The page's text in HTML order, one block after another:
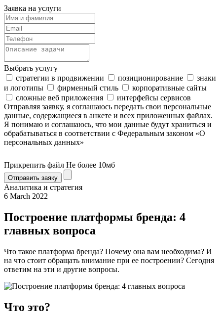
Заявка на услуги
Выбрать услугу
стратегии в продвижении
позиционирование
знаки
и логотипы
фирменный стиль
корпоративные сайты
сложные веб приложения
интерфейсы сервисов
Отправляя заявку, я соглашаюсь передать свои персональные
данные, содержащиеся в анкете и всех приложенных файлах.
Я понимаю и соглашаюсь, что мои данные будут храниться и
обрабатываться в соответствии с Федеральным законом «О
персональных данных»
Прикрепить файл Не более 10мб
Отправить заяку
Аналитика и стратегия
6 March 2022
Построение платформы бренда: 4
главных вопроса
Что такое платформа бренда? Почему она вам необходима? И
на что стоит обращать внимание при ее построении? Сегодня
ответим на эти и другие вопросы.
Что это?